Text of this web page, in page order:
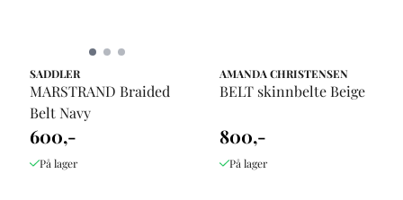
SADDLER
MARSTRAND Braided
Belt Navy
600,-
På lager
AMANDA CHRISTENSEN
BELT skinnbelte Beige
800,-
På lager